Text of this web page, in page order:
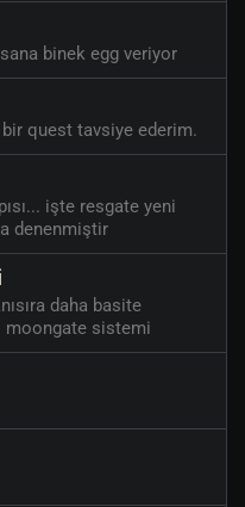
binek egg veriyor
quest tavsiye ederim.
işte resgate yeni
denenmiştir
daha basite
moongate sistemi